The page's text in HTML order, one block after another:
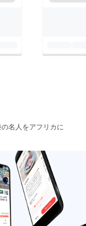
名人をアフリカに